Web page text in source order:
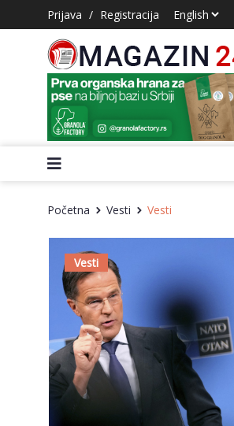
Prijava / Registracija
Početna Vesti Vesti
Vesti